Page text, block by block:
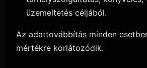
üzemeltetés céljából.
Az adattovábbítás minden
mértékre korlátozódik.